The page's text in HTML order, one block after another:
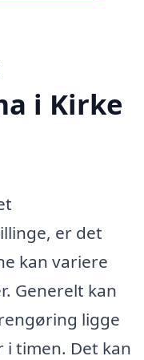
i Kirke
er det
kan variere
Generelt kan
ligge
i timen. Det kan